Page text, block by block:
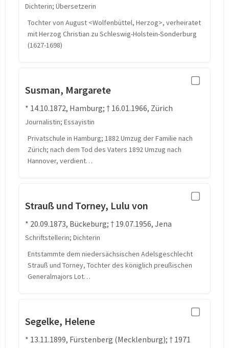
Dichterin; Übersetzerin
Tochter von August <Wolfenbüttel, Herzog>, verheiratet
mit Herzog Christian zu Schleswig-Holstein-Sonderburg
(1627-1698)
Susman, Margarete
* 14.10.1872, Hamburg; † 16.01.1966, Zürich
Journalistin; Essayistin
Privatschule in Hamburg; 1882 Umzug der Familie nach
Zürich; nach dem Tod des Vaters 1892 Umzug nach
Hannover, verdient…
Strauß und Torney, Lulu von
* 20.09.1873, Bückeburg; † 19.07.1956, Jena
Schriftstellerin; Dichterin
Entstammte dem niedersächsischen Adelsgeschlecht
Strauß und Torney, Tochter des königlich preußischen
Generalmajors Lot…
Segelke, Helene
* 13.11.1899, Fürstenberg (Mecklenburg); † 1971